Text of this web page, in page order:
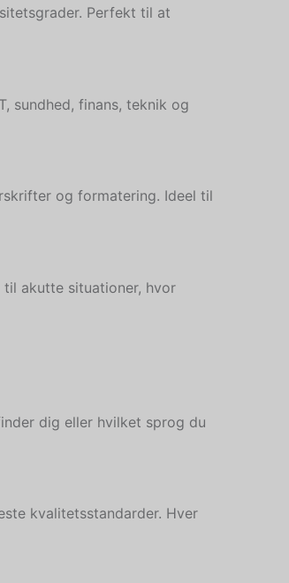
Perfekt til at
sundhed, finans, teknik og
og formatering. Ideel til
akutte situationer, hvor
dig eller hvilket sprog du
kvalitetsstandarder. Hver